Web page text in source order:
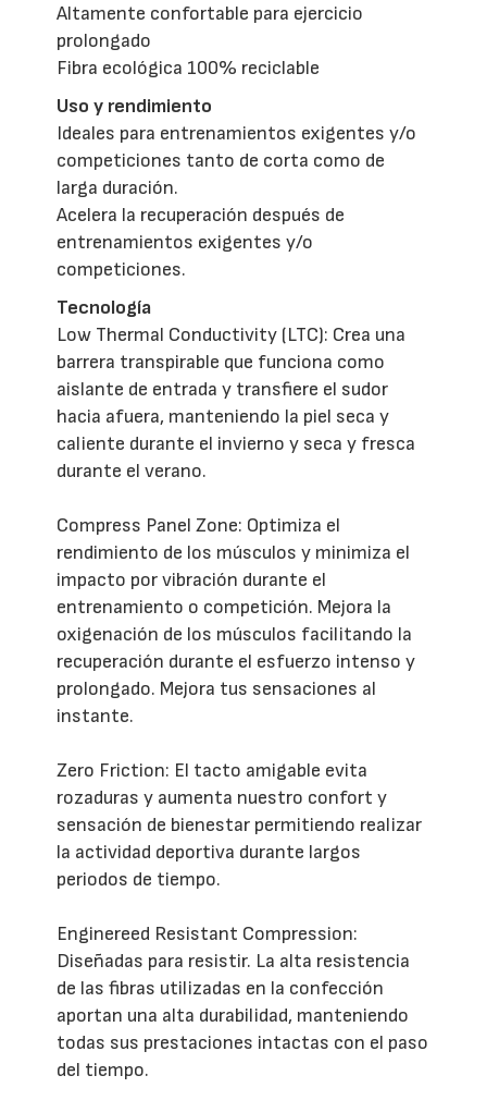
Altamente confortable para ejercicio
prolongado
Fibra ecológica 100% reciclable
Uso y rendimiento
Ideales para entrenamientos exigentes y/o
competiciones tanto de corta como de
larga duración.
Acelera la recuperación después de
entrenamientos exigentes y/o
competiciones.
Tecnología
Low Thermal Conductivity (LTC): Crea una
barrera transpirable que funciona como
aislante de entrada y transfiere el sudor
hacia afuera, manteniendo la piel seca y
caliente durante el invierno y seca y fresca
durante el verano.
Compress Panel Zone: Optimiza el
rendimiento de los músculos y minimiza el
impacto por vibración durante el
entrenamiento o competición. Mejora la
oxigenación de los músculos facilitando la
recuperación durante el esfuerzo intenso y
prolongado. Mejora tus sensaciones al
instante.
Zero Friction: El tacto amigable evita
rozaduras y aumenta nuestro confort y
sensación de bienestar permitiendo realizar
la actividad deportiva durante largos
periodos de tiempo.
Enginereed Resistant Compression:
Diseñadas para resistir. La alta resistencia
de las fibras utilizadas en la confección
aportan una alta durabilidad, manteniendo
todas sus prestaciones intactas con el paso
del tiempo.